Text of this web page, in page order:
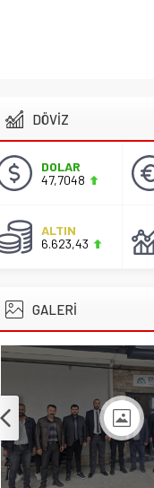
Tekin
2 Nisan
DÖVİZ
DOLAR
47,7048
ALTIN
6.623,43
GALERİ